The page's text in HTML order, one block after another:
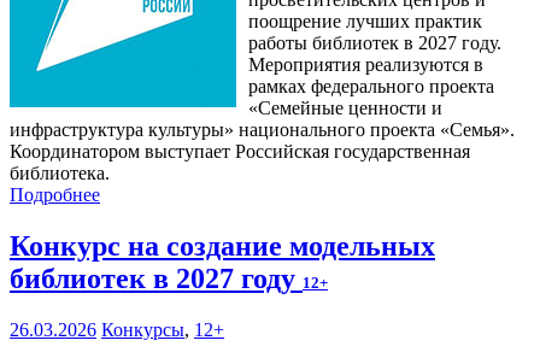
поощрение лучших практик
работы библиотек в 2027 году.
Мероприятия реализуются в
рамках федерального проекта
«Семейные ценности и
инфраструктура культуры» национального проекта «Семья».
Координатором выступает Российская государственная
библиотека.
Подробнее
Конкурс на создание модельных
библиотек в 2027 году 12+
26.03.2026 Конкурсы, 12+